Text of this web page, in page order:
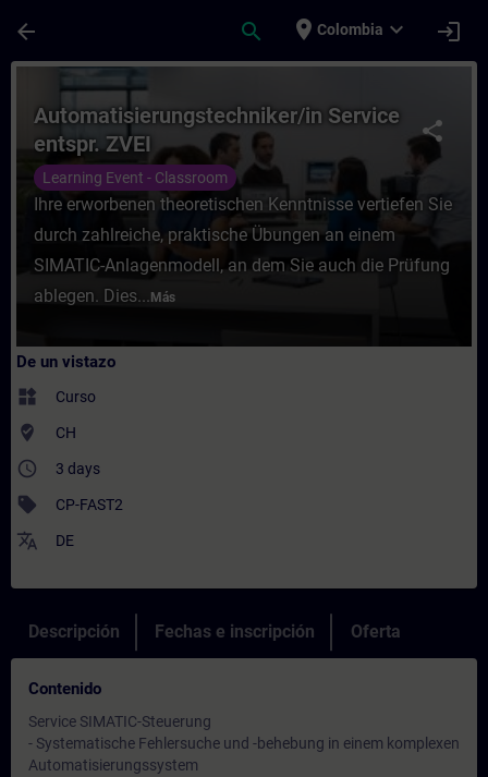
arrow_back search place Colombia expand_more login
Curso - Automatisierungstechniker/in
share
Automatisierungstechniker/in Service
entspr. ZVEI
Learning Event - Classroom
Ihre erworbenen theoretischen Kenntnisse vertiefen Sie
durch zahlreiche, praktische Übungen an einem
SIMATIC-Anlagenmodell, an dem Sie auch die Prüfung
ablegen. Dies... Más
De un vistazo
widgets Curso
where_to_vote CH
access_time 3 days
sell CP-FAST2
translate DE
Descripción Fechas e inscripción Oferta
Contenido
Service SIMATIC-Steuerung
- Systematische Fehlersuche und -behebung in einem komplexen
Automatisierungssystem